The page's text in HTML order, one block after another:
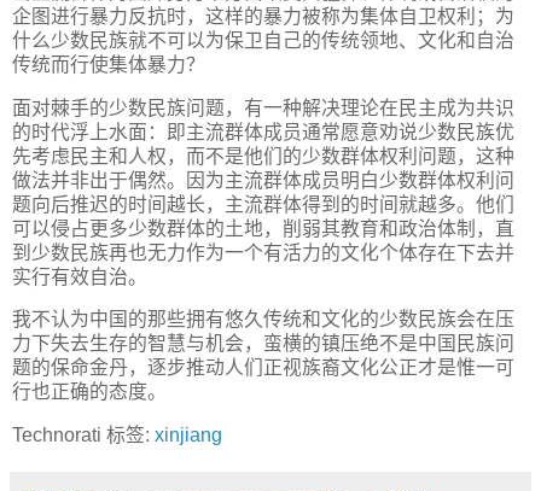
企图进行暴力反抗时，这样的暴力被称为集体自卫权利；为
什么少数民族就不可以为保卫自己的传统领地、文化和自治
传统而行使集体暴力？
面对棘手的少数民族问题，有一种解决理论在民主成为共识
的时代浮上水面：即主流群体成员通常愿意劝说少数民族优
先考虑民主和人权，而不是他们的少数群体权利问题，这种
做法并非出于偶然。因为主流群体成员明白少数群体权利问
题向后推迟的时间越长，主流群体得到的时间就越多。他们
可以侵占更多少数群体的土地，削弱其教育和政治体制，直
到少数民族再也无力作为一个有活力的文化个体存在下去并
实行有效自治。
我不认为中国的那些拥有悠久传统和文化的少数民族会在压
力下失去生存的智慧与机会，蛮横的镇压绝不是中国民族问
题的保命金丹，逐步推动人们正视族裔文化公正才是惟一可
行也正确的态度。
Technorati 标签: xinjiang